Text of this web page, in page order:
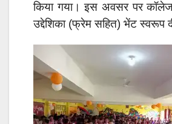
किया गया। इस अवसर पर
उद्देशिका (फ्रेम सहित) भेंट स्वरूप